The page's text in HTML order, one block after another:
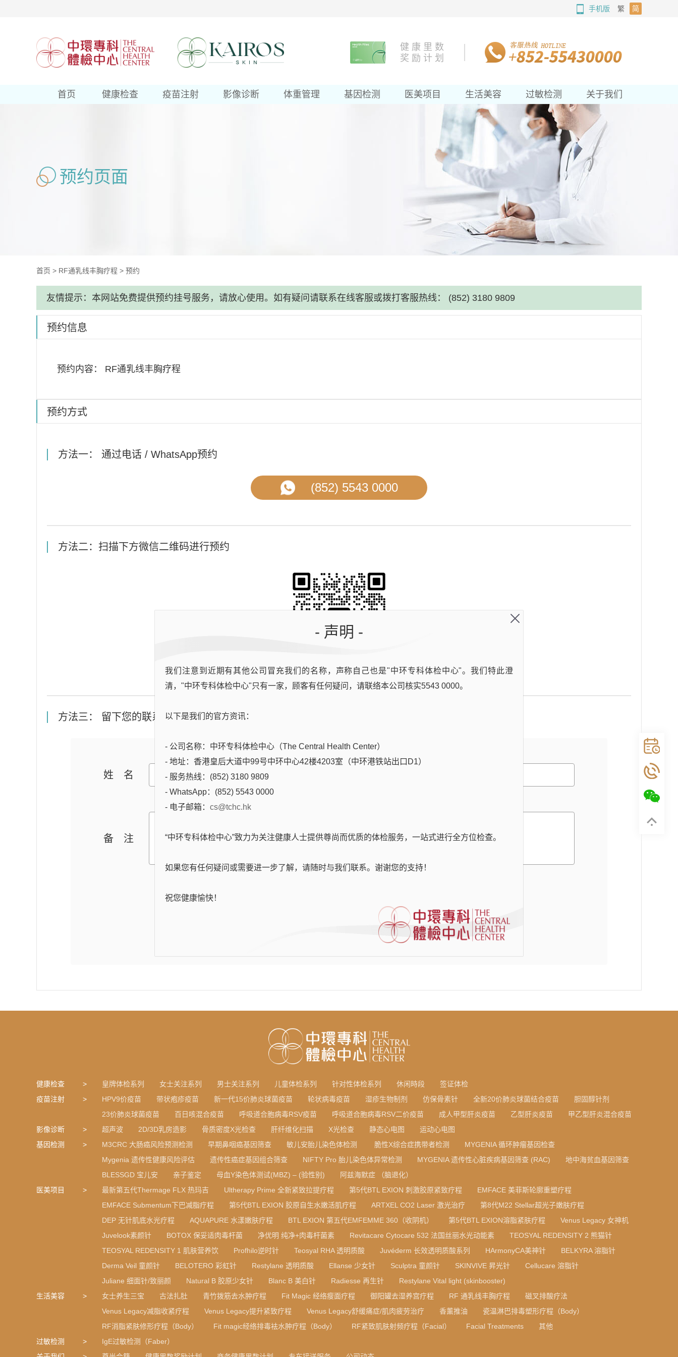
手机版 繁 简
健 康 里 数
奖 励 计 划
首页 健康检查 疫苗注射 影像诊断 体重管理 基因检测 医美项目 生活美容 过敏检测 关于我们
预约页面
首页 > RF通乳线丰胸疗程 > 预约
友情提示：本网站免费提供预约挂号服务，请放心使用。如有疑问请联系在线客服或拨打客服热线： (852) 3180 9809
预约信息
预约内容： RF通乳线丰胸疗程
预约方式
方法一： 通过电话 / WhatsApp预约
(852) 5543 0000
方法二：扫描下方微信二维码进行预约
方法三： 留下您的联系方式，专人与您电话联系
姓名
备注
健康检查 皇牌体检系列 女士关注系列 男士关注系列 儿童体检系列 针对性体检系列 休闲時段
签证体检
疫苗注射
HPV9价疫苗 带状疱疹疫苗 新一代15价肺炎球菌疫苗 轮状病毒疫苗 湿疹生物制剂 仿保骨素针 全新20价肺炎球菌结合疫苗
胆固醇针剂
23价肺炎球菌疫苗
百日咳混合疫苗 呼吸道合胞病毒RSV疫苗 呼吸道合胞病毒RSV二价疫苗 成人甲型肝炎疫苗 乙型肝炎疫苗
甲乙型肝炎混合疫苗
影像诊断
超声波 2D/3D乳房造影 骨质密度X光检查 肝纤维化扫描 X光检查 静态心电图
运动心电图
基因检测
M3CRC 大肠癌风险预测检测 早期鼻咽癌基因筛查 敏儿安胎儿染色体检测 脆性X综合症携带者检测
MYGENIA 循环肿瘤基因检查
Mygenia 遗传性健康风险评估
遗传性癌症基因组合筛查 NIFTY Pro 胎儿染色体异常检测 MYGENIA 遗传性心脏疾病基因筛查 (RAC)
地中海贫血基因筛查
BLESSGD 宝儿安
亲子鉴定 母血Y染色体测试(MBZ) – (验性别)
阿兹海默症 （脑退化）
医美项目
最新第五代Thermage FLX 热玛吉 Ultherapy Prime 全新紧致拉提疗程 第5代BTL EXION 刺激胶原紧致疗程
EMFACE 美菲斯轮廓重塑疗程
EMFACE Submentum下巴减脂疗程
第5代BTL EXION 胶原自生水嫩活肌疗程 ARTXEL CO2 Laser 激光治疗
第8代M22 Stellar超光子嫩肤疗程
DEP 无针肌底水光疗程
AQUAPURE 水漾嫩肤疗程 BTL EXION 第五代EMFEMME 360（收阴机） 第5代BTL EXION溶脂紧肤疗程
Venus Legacy 女神机
Juvelook素颜针
BOTOX 保妥适肉毒杆菌 净优明 纯净+肉毒杆菌素 Revitacare Cytocare 532 法国丝丽水光动能素
TEOSYAL REDENSITY 2 熊猫针
TEOSYAL REDENSITY 1 肌肤营养饮
Profhilo逆时针 Teosyal RHA 透明质酸 Juvéderm 长效透明质酸系列 HArmonyCA美神针
BELKYRA 溶脂针
Derma Veil 童颜针
BELOTERO 彩虹针 Restylane 透明质酸 Ellanse 少女针 Sculptra 童颜针 SKINVIVE 昇光针
Cellucare 溶脂针
Juliane 细面针/致丽颜
Natural B 胶原少女针 Blanc B 美白针 Radiesse 再生针
Restylane Vital light (skinbooster)
生活美容
女士养生三宝 古法扎肚 青竹拨筋去水肿疗程 Fit Magic 经络瘦面疗程 御阳罐去湿养宫疗程 RF 通乳线丰胸疗程
磁叉排酸疗法
Venus Legacy减脂收紧疗程
Venus Legacy提升紧致疗程 Venus Legacy舒缓痛症/肌肉疲劳治疗 香薰推油
瓷温淋巴排毒塑形疗程（Body）
RF消脂紧肤修形疗程（Body）
Fit magic经络排毒袪水肿疗程（Body） RF紧致肌肤射频疗程（Facial） Facial Treatments
其他
过敏检测
IgE过敏检测（Faber）
- 声明 -
我们注意到近期有其他公司冒充我们的名称，声称自己也是"中环专科体检中心"。我们特此澄
清，"中环专科体检中心"只有一家，顾客有任何疑问，请联络本公司核实5543 0000。
以下是我们的官方资讯：
- 公司名称：中环专科体检中心（The Central Health Center）
- 地址：香港皇后大道中99号中环中心42楼4203室（中环港铁站出口D1）
- 服务热线：(852) 3180 9809
- WhatsApp：(852) 5543 0000
- 电子邮箱： cs@tchc.hk
“中环专科体检中心”致力为关注健康人士提供尊尚而优质的体检服务，一站式进行全方位检查。
如果您有任何疑问或需要进一步了解，请随时与我们联系。谢谢您的支持！
祝您健康愉快！